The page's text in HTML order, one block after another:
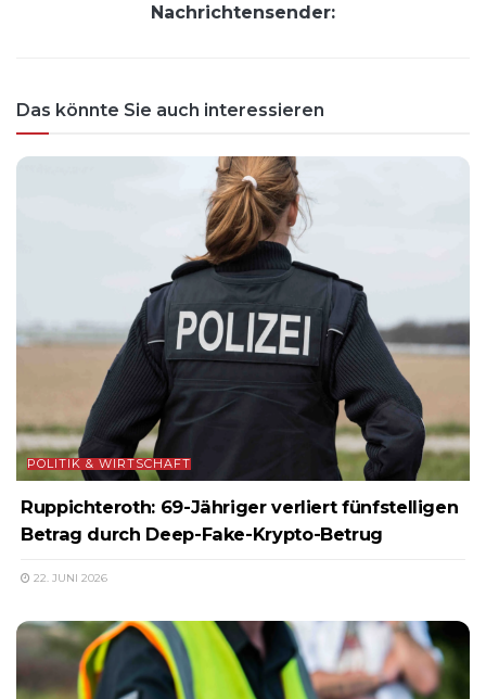
Nachrichtensender:
Das könnte Sie auch interessieren
POLITIK & WIRTSCHAFT
Ruppichteroth: 69-Jähriger verliert fünfstelligen
Betrag durch Deep-Fake-Krypto-Betrug
22. JUNI 2026